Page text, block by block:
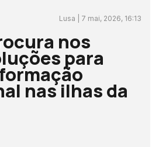
Lusa | 7 mai, 2026, 16:13
nos
para
nas ilhas da